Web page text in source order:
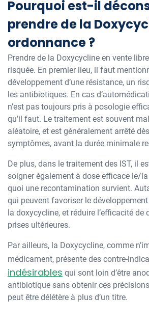
Pourquoi est-il
prendre de la
ordonnance ?
Prendre de la Doxycycline en vente
risquée. En premier lieu, il faut
développement d’une résistance, un
les antibiotiques. En cas
n’est pas toujours pris à posologie
qu’il faut. Le traitement est souvent
aléatoire, et est généralement arrêté
symptômes, avant la durée minimale
De plus, dans le traitement des IST, il
soigner également à dose efficace le/
quoi une recontamination survient.
qui peuvent favoriser le développement
la doxycycline, et réduire l’efficacité de
prises ultérieures.
Par ailleurs, la Doxycycline, comme
médicament, présente des contre-
indésirables qui sont loin d’être
antibiotique sans obtenir ces
peut être délétère à plus d’un titre.